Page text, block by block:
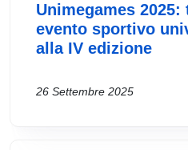
Unimegames
evento sportivo
alla IV edizione
26 Settembre 2025